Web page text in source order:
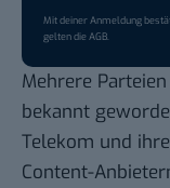
Mit deiner Anmeldung
gelten dieAGB.
Mehrere
bekannt
Telekom und
Content-